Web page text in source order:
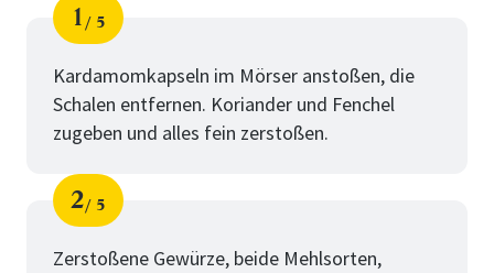
Schritt
1
von
5
Kardamomkapseln im Mörser anstoßen, die
Schalen entfernen. Koriander und Fenchel
zugeben und alles fein zerstoßen.
Schritt
2
von
5
Zerstoßene Gewürze, beide Mehlsorten,